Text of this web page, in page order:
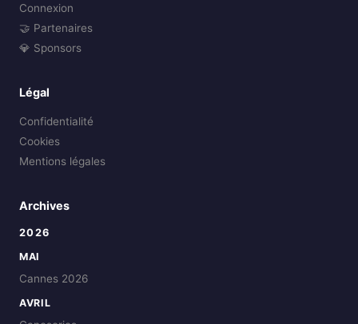
Connexion
🤝 Partenaires
💎 Sponsors
Légal
Confidentialité
Cookies
Mentions légales
Archives
2026
MAI
Cannes 2026
AVRIL